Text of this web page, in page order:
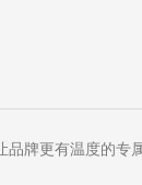
品牌更有温度的专